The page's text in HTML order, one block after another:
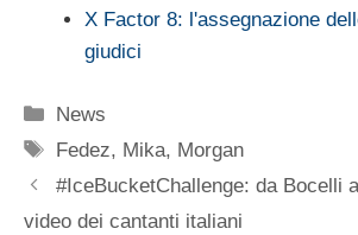
X Factor 8: l'assegnazione
giudici
Categorie
News
Tag
Fedez, Mika, Morgan
#IceBucketChallenge: da Bocelli
video dei cantanti italiani